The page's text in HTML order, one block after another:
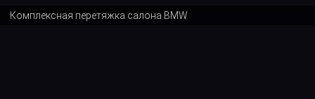
Комплексная перетяжка салона BMW